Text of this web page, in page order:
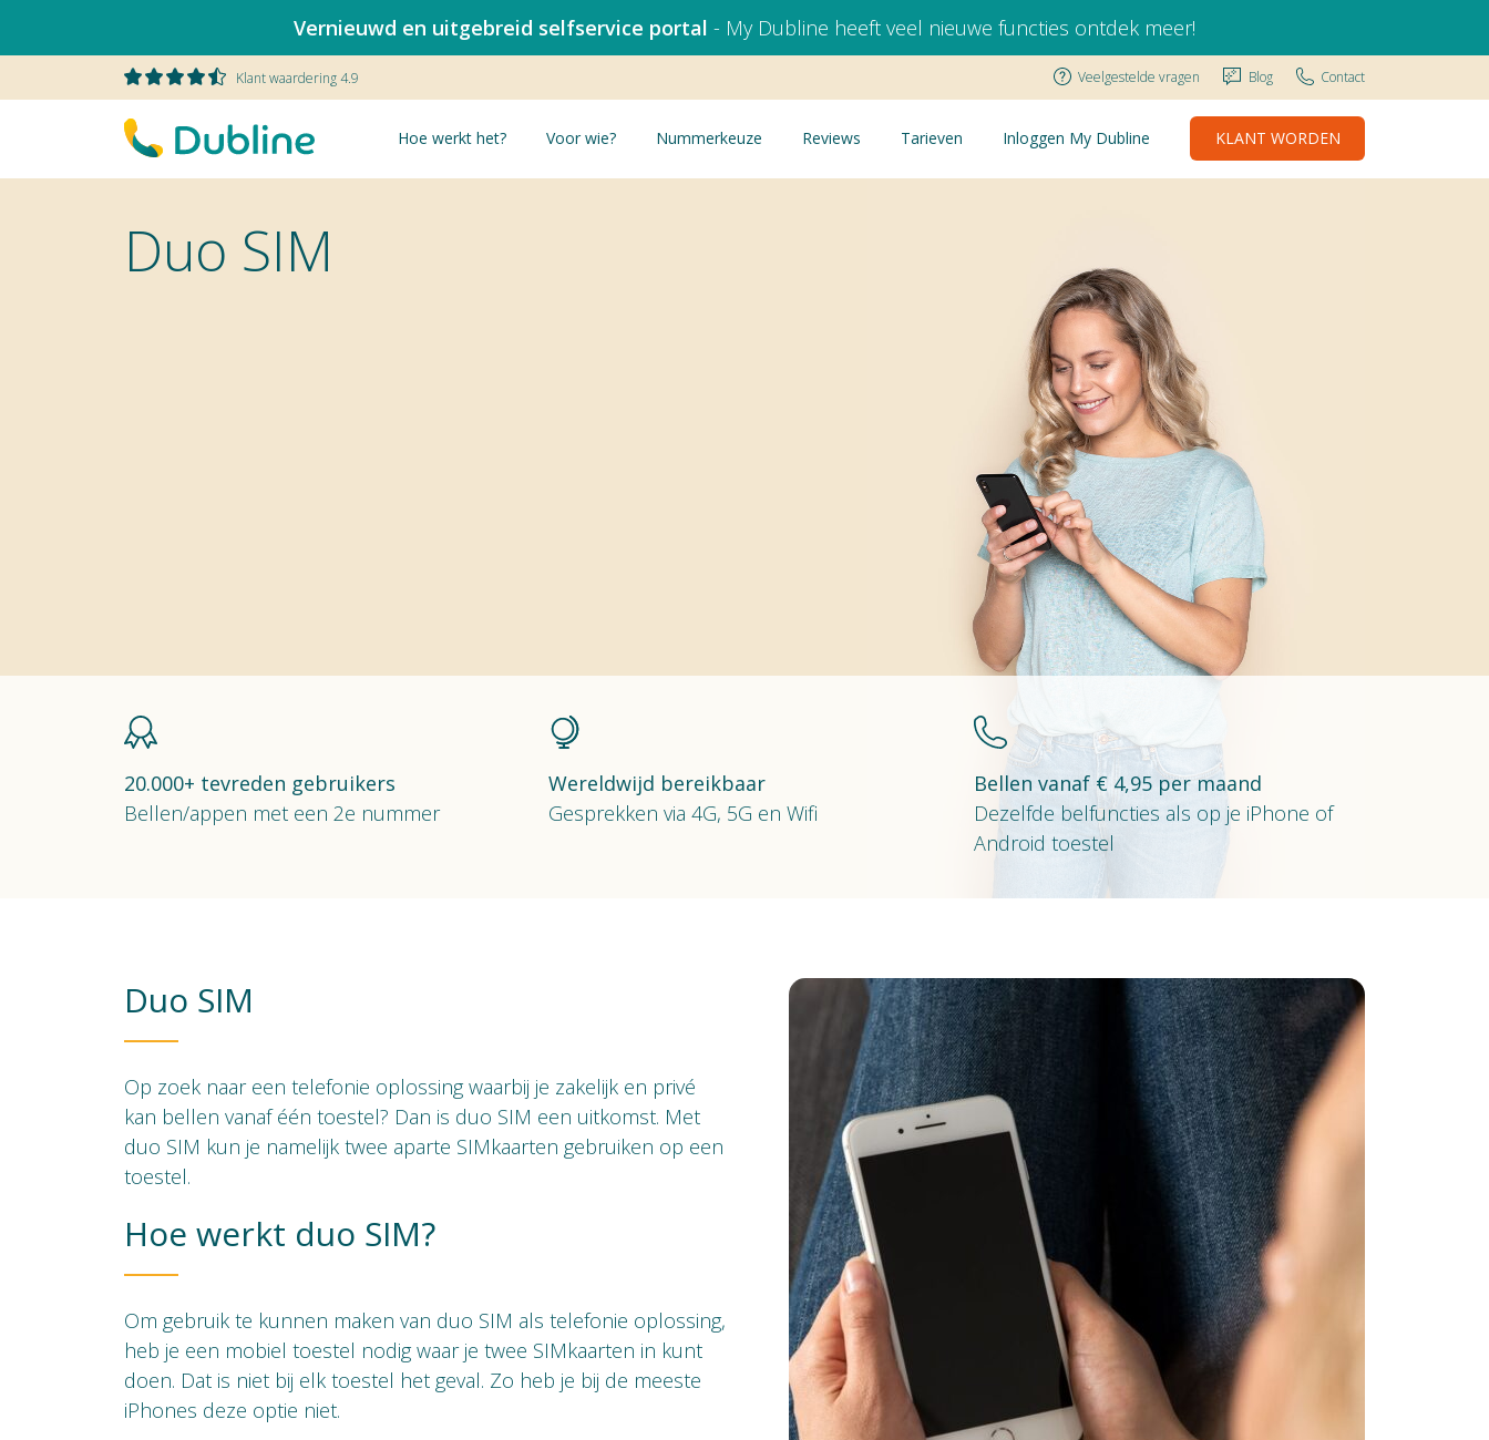
Vernieuwd en uitgebreid selfservice portal - My Dubline heeft veel nieuwe functies ontdek meer!
Klant waardering 4.9 Veelgestelde vragen Blog Contact
Hoe werkt het? Voor wie? Nummerkeuze Reviews Tarieven Inloggen My Dubline KLANT WORDEN
Duo SIM
20.000+ tevreden gebruikers
Bellen/appen met een 2e nummer
Wereldwijd bereikbaar
Gesprekken via 4G, 5G en Wifi
Bellen vanaf € 4,95 per maand
Dezelfde belfuncties als op je iPhone of
Android toestel
Duo SIM
Op zoek naar een telefonie oplossing waarbij je zakelijk en privé
kan bellen vanaf één toestel? Dan is duo SIM een uitkomst. Met
duo SIM kun je namelijk twee aparte SIMkaarten gebruiken op een
toestel.
Hoe werkt duo SIM?
Om gebruik te kunnen maken van duo SIM als telefonie oplossing,
heb je een mobiel toestel nodig waar je twee SIMkaarten in kunt
doen. Dat is niet bij elk toestel het geval. Zo heb je bij de meeste
iPhones deze optie niet.